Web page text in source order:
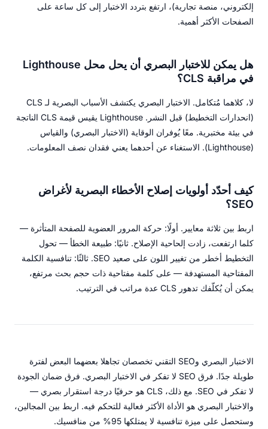
إلكتروني، منصة تجارية)، ارتفع بتردد الاختبار إلى كل ساعة على
الصفحات الأكثر أهمية.
هل يمكن للاختبار البصري أن يحل محل Lighthouse
في مراقبة CLS؟
لا، كلاهما مُتكامل. الاختبار البصري يكتشف الأسباب البصرية لـ CLS
(انحدارات التخطيط) قبل النشر. Lighthouse يقيس قيمة CLS الناتجة
في بيئة مختبرية. معًا يُوفران الوقاية (الاختبار البصري) والقياس
(Lighthouse). الاستغناء عن أحدهما يعني فقدان نصف المعلومات.
كيف أحدّد أولويات إصلاح الأخطاء البصرية لأغراض
SEO؟
اربط بين ثلاثة معايير. أولًا: حركة المرور العضوية للصفحة المتأثرة —
كلما ارتفعت، زادت إلحاحية الإصلاح. ثانيًا: طبيعة الخطأ — تحول
التخطيط أخطر من تغيير اللون على صعيد SEO. ثالثًا: تنافسية الكلمة
المفتاحية المستهدفة — على كلمة مفتاحية ذات حجم بحث مرتفع،
يمكن أن يُكلّفك تدهور CLS عدة مراتب في الترتيب.
الاختبار البصري وSEO التقني تخصصان تجاهلا بعضهما البعض لفترة
طويلة جدًا. فرق SEO لا تفكر في الاختبار البصري. فرق ضمان الجودة
لا تفكر في SEO. مع ذلك، CLS هو حرفيًا درجة استقرار بصري —
والاختبار البصري هو الأداة الأكثر فعالية للتحكم فيه. اربط بين المجالين،
وستحصل على ميزة تنافسية لا يمتلكها 95% من منافسيك.